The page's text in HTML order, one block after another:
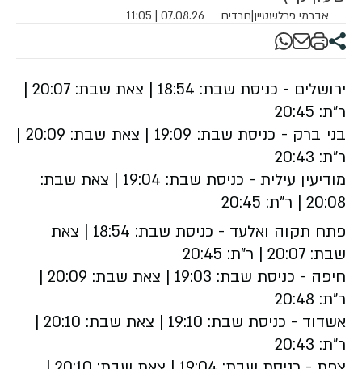
אברמי פרלשטיין|חרדים 07.08.26 | 11:05
ירושלים - כניסת שבת: 18:54 | צאת שבת: 20:07 |
ר"ת: 20:45
בני ברק -
כניסת שבת: 19:09 | צאת שבת: 20:09 |
ר"ת: 20:43
מודיעין עילית -
כניסת שבת: 19:04 | צאת שבת:
20:08 | ר"ת: 20:45
פתח תקוה ואלעד -
כניסת שבת: 18:54 | צאת
שבת: 20:07 | ר"ת: 20:45
חיפה -
כניסת שבת: 19:03 | צאת שבת: 20:09 |
ר"ת: 20:48
אשדוד -
כניסת שבת: 19:10 | צאת שבת: 20:10 |
ר"ת: 20:43